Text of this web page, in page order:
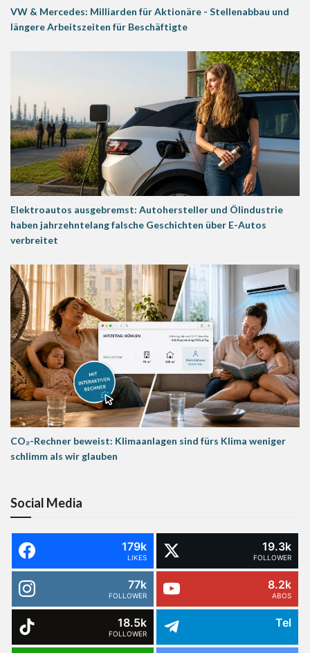
VW & Mercedes: Milliarden für Aktionäre - Stellenabbau und
längere Arbeitszeiten für Beschäftigte
Elektroautos ausgebremst: Autohersteller und Ölindustrie
haben jahrzehntelang falsche Geschichten über E-Autos
verbreitet
CO₂-Rechner beweist: Klimaanlagen sind fürs Klima weniger
schlimm als wir glauben
Social Media
179k
LIKES
19.3k
FOLLOWER
77k
FOLLOWER
8.2k
ABOS
18.5k
FOLLOWER
Tel